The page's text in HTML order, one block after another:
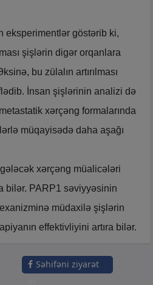
eksperimentlər göstərib ki,
şişlərin digər orqanlara
bu zülalın artırılması
İnsan şişlərinin analizi də
xərçəng formalarında
müqayisədə daha aşağı
xərçəng müalicələri
bilər. PARP1 səviyyəsinin
müdaxilə şişlərin
effektivliyini artıra bilər.
Səhifəni ziyarət